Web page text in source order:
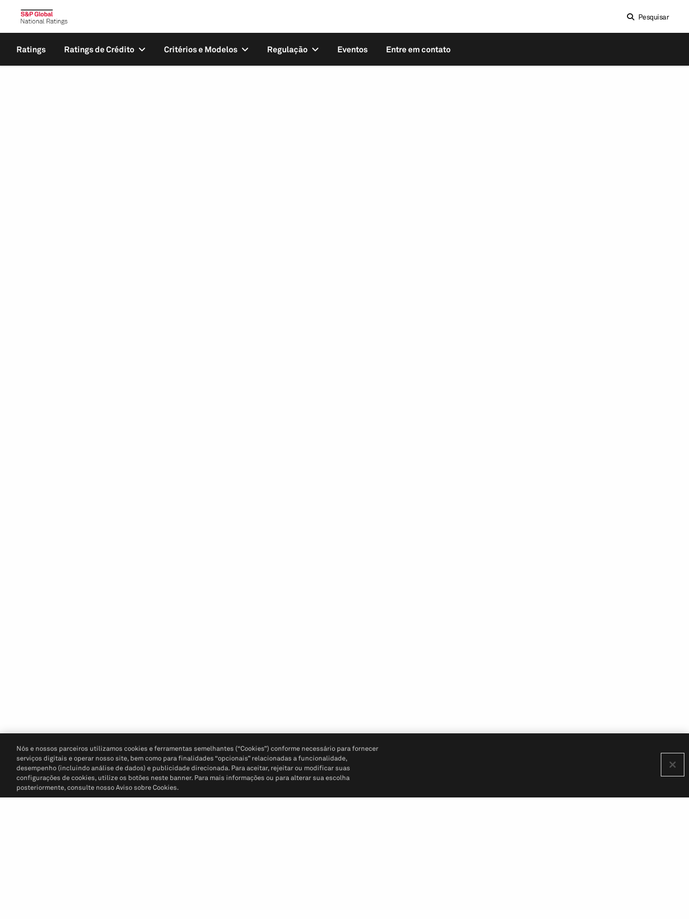
Pesquisar
Ratings Ratings de Crédito Critérios e Modelos Regulação Eventos Entre em contato
Nós e nossos parceiros utilizamos cookies e ferramentas semelhantes (“Cookies”) conforme necessário para fornecer
serviços digitais e operar nosso site, bem como para finalidades “opcionais” relacionadas a funcionalidade,
desempenho (incluindo análise de dados) e publicidade direcionada. Para aceitar, rejeitar ou modificar suas
configurações de cookies, utilize os botões neste banner. Para mais informações ou para alterar sua escolha
posteriormente, consulte nosso Aviso sobre Cookies.